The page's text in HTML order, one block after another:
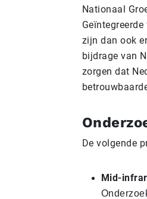
Nationaal
zijn dan ook
bijdrage van
zorgen dat
De volgende
Mid-